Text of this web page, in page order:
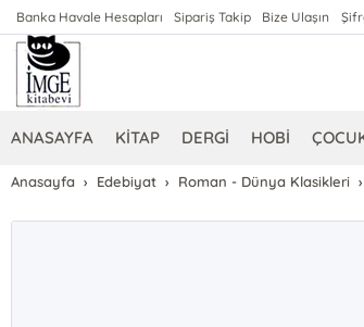
Banka Havale Hesapları Sipariş Takip Bize Ulaşın
ANASAYFA KİTAP DERGİ HOBİ
Anasayfa Edebiyat Roman - Dünya Klasikleri